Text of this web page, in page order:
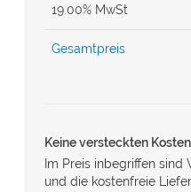
19.00% MwSt
Gesamtpreis
Keine versteckten
Im Preis inbegriffen sind
und die kostenfreie